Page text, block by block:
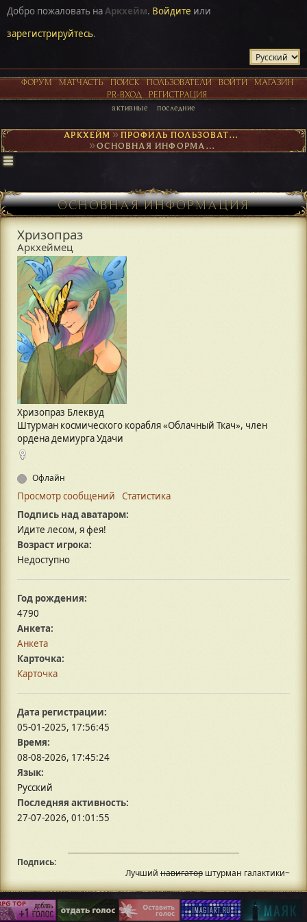
Добро пожаловать наАркхейм. Войдите или
зарегистрируйтесь.
ФОРУМ МАТЧАСТЬ ПОИСК ПОЛЬЗОВАТЕЛИ ВОЙТИ
МАГАЗИН
PR-ВХОД
РЕГИСТРАЦИЯ
активные последние
АРКХЕЙМ► ПРОФИЛЬ ПОЛЬЗОВАТЕЛЯ ХРИЗОПРАЗ
► ОСНОВНАЯ ИНФОРМАЦИЯ
ОСНОВНАЯ ИНФОРМАЦИЯ
Хризопраз
Аркхеймец
Хризопраз Блеквуд
Штурман космического корабля «Облачный Ткач», член
ордена демиурга Удачи
Офлайн
Просмотр сообщений
Статистика
Подпись над аватаром:
Идите лесом, я фея!
Возраст игрока:
Недоступно
Год рождения:
4790
Анкета:
Анкета
Карточка:
Карточка
Дата регистрации:
05-01-2025, 17:56:45
Время:
08-08-2026, 17:45:24
Язык:
Русский
Последняя активность:
27-07-2026, 01:01:55
Подпись:
Лучший навигатор штурман галактики~